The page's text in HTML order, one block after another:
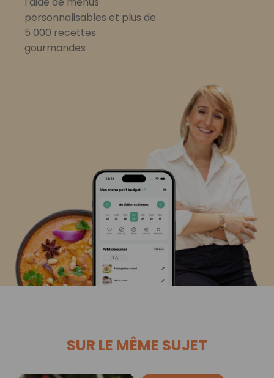
personnalisables et plus de
5 000 recettes
gourmandes
SUR LE MÊME SUJET